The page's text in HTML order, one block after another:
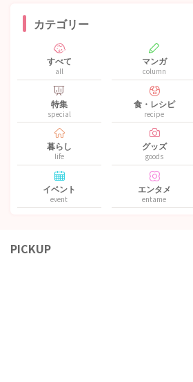
カテゴリー
すべて
all
マンガ
column
特集
special
食・レシピ
recipe
暮らし
life
グッズ
goods
イベント
event
エンタメ
entame
PICKUP